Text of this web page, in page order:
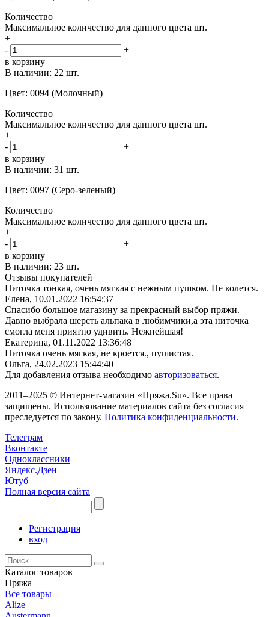
Количество
Максимальное количество для данного цвета шт.
+
-
+
в корзину
В наличии: 22 шт.
Цвет: 0094 (Молочный)
Количество
Максимальное количество для данного цвета шт.
+
-
+
в корзину
В наличии: 31 шт.
Цвет: 0097 (Серо-зеленый)
Количество
Максимальное количество для данного цвета шт.
+
-
+
в корзину
В наличии: 23 шт.
Отзывы покупателей
Ниточка тонкая, очень мягкая с нежным пушком. Не колется.
Елена, 10.01.2022 16:54:37
Спасибо большое магазину за прекрасный выбор пряжи.
Давно выбрала шерсть альпака в любимчики,а эта ниточка
смогла меня приятно удивить. Нежнейшая!
Екатерина, 01.11.2022 13:36:48
Ниточка очень мягкая, не кроется., пушистая.
Ольга, 24.02.2023 15:44:40
Для добавления отзыва необходимо авторизоваться.
2011–2025 © Интернет-магазин «Пряжа.Su». Все права
защищены. Использование материалов сайта без согласия
преследуется по закону. Политика конфиденциальности.
Телеграм
Вконтакте
Одноклассники
Яндекс.Дзен
Ютуб
Полная версия сайта
Регистрация
вход
Каталог товаров
Пряжа
Все товары
Alize